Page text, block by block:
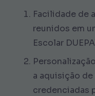
Facilidade de
reunidos em
Escolar
a aquisição
credenciadas